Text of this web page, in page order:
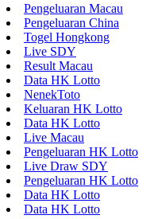
Pengeluaran Macau
Pengeluaran China
Togel Hongkong
Live SDY
Result Macau
Data HK Lotto
NenekToto
Keluaran HK Lotto
Data HK Lotto
Live Macau
Pengeluaran HK Lotto
Live Draw SDY
Pengeluaran HK Lotto
Data HK Lotto
Data HK Lotto